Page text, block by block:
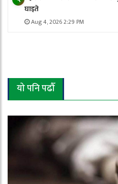
घाइते
Aug 4, 2026 2:29 PM
यो पनि पढौँ